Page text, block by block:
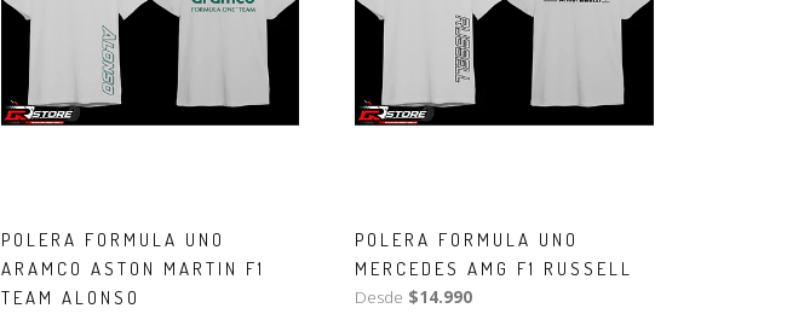
POLERA FORMULA UNO
ARAMCO ASTON MARTIN F1
TEAM ALONSO
POLERA FORMULA UNO
MERCEDES AMG F1 RUSSELL
Desde $14.990